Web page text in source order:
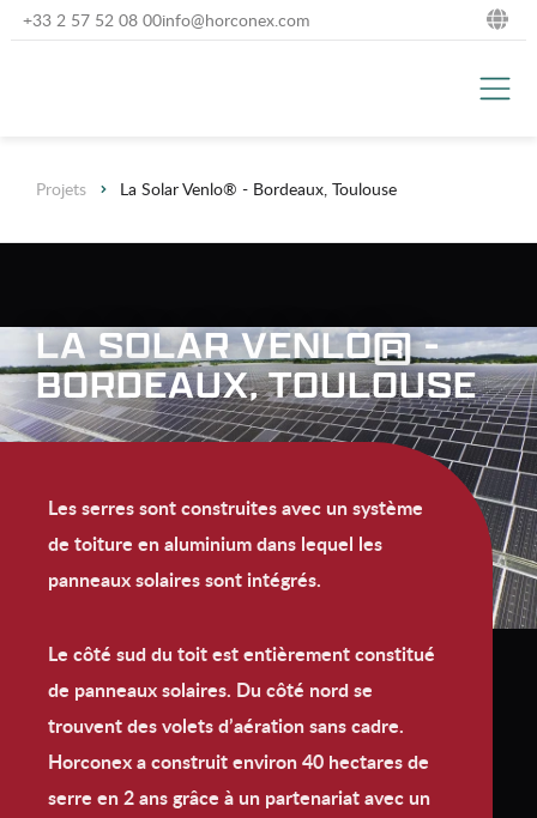
+33 2 57 52 08 00info@horconex.com
Projets La Solar Venlo® - Bordeaux, Toulouse
LA SOLAR VENLO® -
BORDEAUX, TOULOUSE
Les serres sont construites avec un système
de toiture en aluminium dans lequel les
panneaux solaires sont intégrés.
Le côté sud du toit est entièrement constitué
de panneaux solaires. Du côté nord se
trouvent des volets d’aération sans cadre.
Horconex a construit environ 40 hectares de
serre en 2 ans grâce à un partenariat avec un